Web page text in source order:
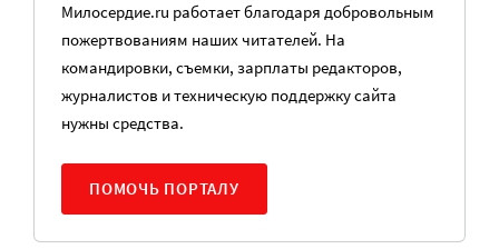
Милосердие.ru работает благодаря добровольным
пожертвованиям наших читателей. На
командировки, съемки, зарплаты редакторов,
журналистов и техническую поддержку сайта
нужны средства.
ПОМОЧЬ ПОРТАЛУ